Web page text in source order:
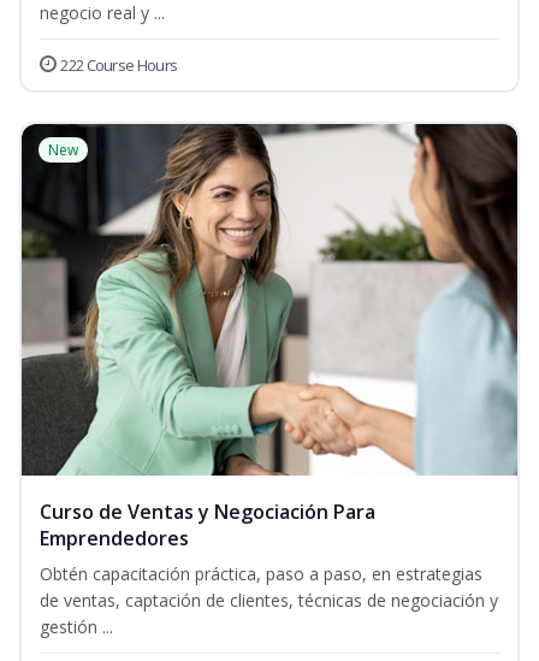
negocio real y ...
222 Course Hours
New
Curso de Ventas y Negociación Para
Emprendedores
Obtén capacitación práctica, paso a paso, en estrategias
de ventas, captación de clientes, técnicas de negociación y
gestión ...